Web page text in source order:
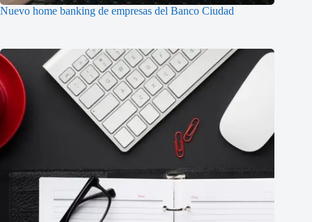
Nuevo home banking de empresas del Banco Ciudad